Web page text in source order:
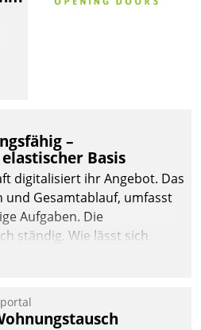
–
Basis
digitalisiert ihr Angebot. Das
Gesamtablauf, umfasst
Aufgaben. Die
ständig. Wie lässt sich
und zugleich Freiraum